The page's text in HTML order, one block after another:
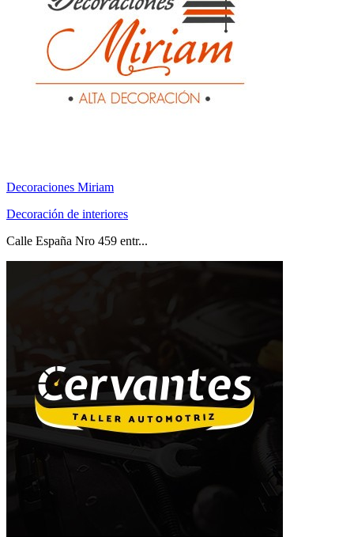
Decoraciones Miriam
Decoración de interiores
Calle España Nro 459 entr...